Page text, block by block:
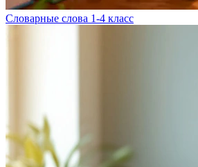
Словарные слова 1-4 класс